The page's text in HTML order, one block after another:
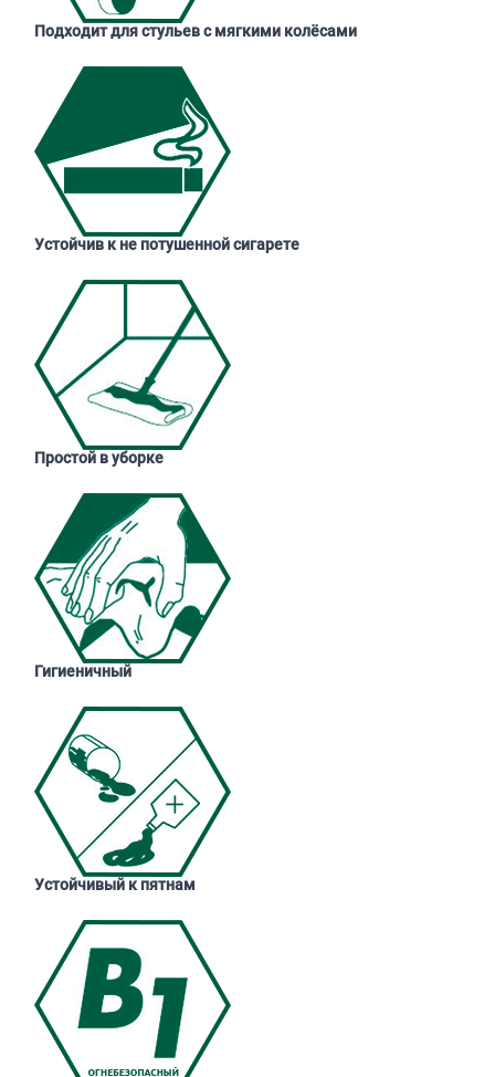
Подходит для стульев с мягкими колёсами
Устойчив к не потушенной сигарете
Простой в уборке
Гигиеничный
Устойчивый к пятнам